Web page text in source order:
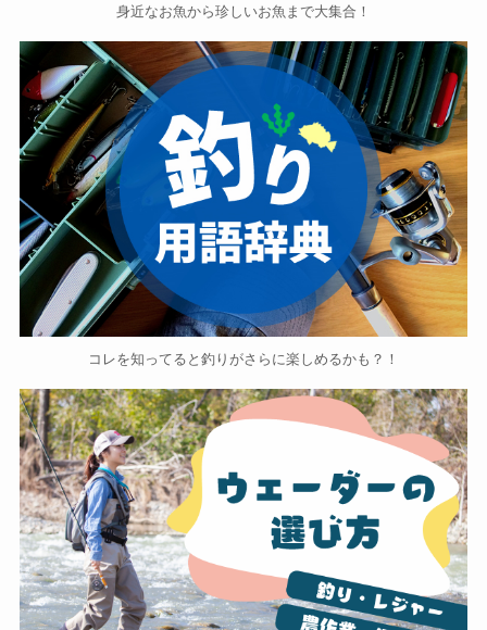
身近なお魚から珍しいお魚まで大集合！
コレを知ってると釣りがさらに楽しめるかも？！